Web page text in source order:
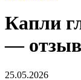
Капли
—
25.05.2026